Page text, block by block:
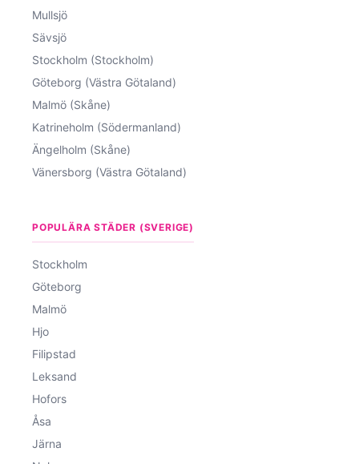
Mullsjö
Sävsjö
Stockholm (Stockholm)
Göteborg (Västra Götaland)
Malmö (Skåne)
Katrineholm (Södermanland)
Ängelholm (Skåne)
Vänersborg (Västra Götaland)
POPULÄRA STÄDER (SVERIGE)
Stockholm
Göteborg
Malmö
Hjo
Filipstad
Leksand
Hofors
Åsa
Järna